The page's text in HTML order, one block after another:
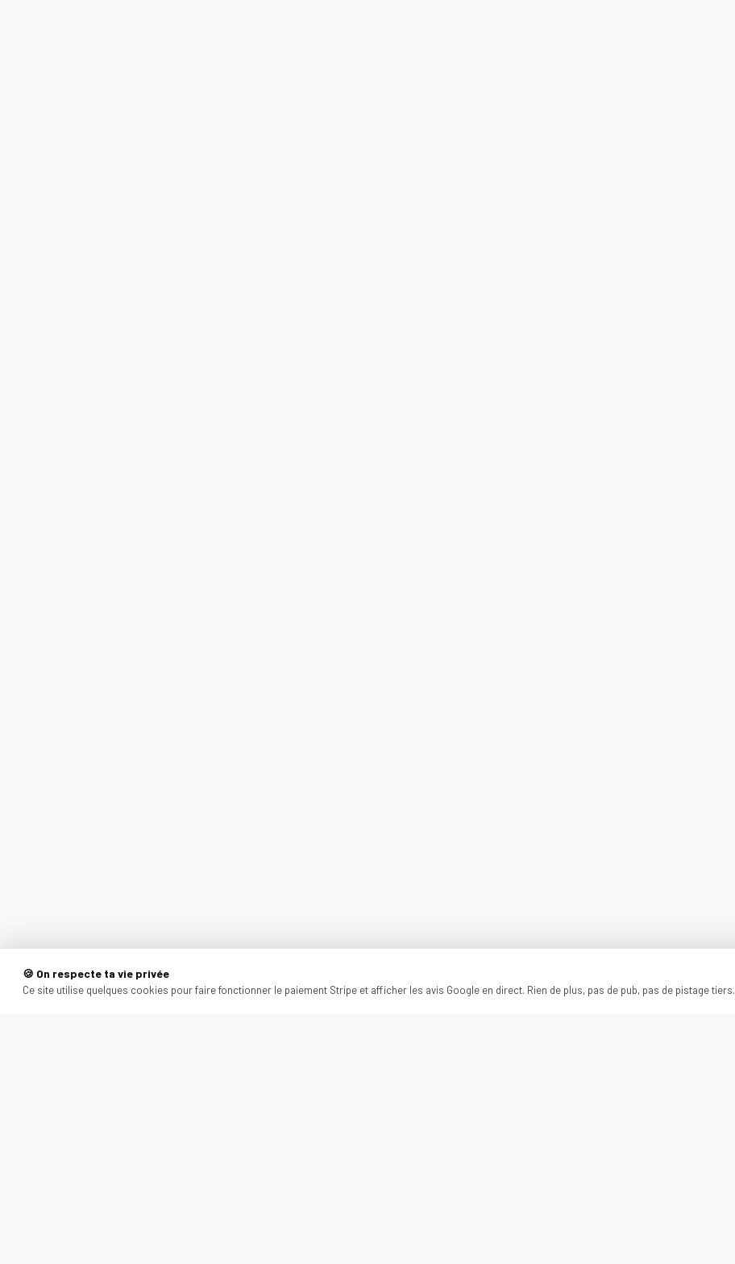
🍪 On respecte ta vie privée
Ce site utilise quelques cookies pour faire fonctionner le paiement Stripe et afficher les avis Google en direct. Rien de plus, pas de pub, pas de pistage tiers.